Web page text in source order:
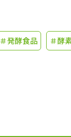
Ｑ＆Ａ よくあるご
＃発酵食品 ＃酵